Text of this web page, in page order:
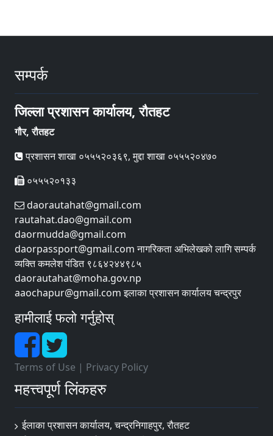
सम्पर्क
जिल्ला प्रशासन कार्यालय, रौतहट
गौर, रौतहट
प्रशासन शाखा ०५५५२०३६९, मुद्दा शाखा ०५५५२०४७०
०५५५२०१३३
daorautahat@gmail.com
rautahat.dao@gmail.com
daormudda@gmail.com
daorpassport@gmail.com नागरिकता अभिलेखको लागि सम्पर्क
व्यक्ति कमलेश पंडित ९८६४२४४९८५
daorautahat@moha.gov.np
aaochapur@gmail.com इलाका प्रशासन कार्यालय चन्द्रपुर
हामीलाई फलो गर्नुहोस्
Terms of Use | Privacy Policy
महत्त्वपूर्ण लिंकहरु
ईलाका प्रशासन कार्यालय, चन्द्रनिगाहपुर, रौतहट